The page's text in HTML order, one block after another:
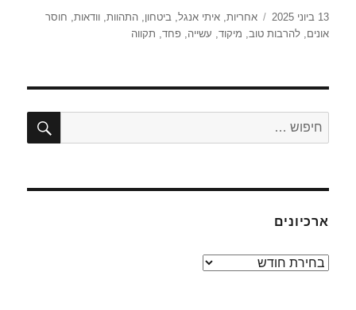
פורסם
בתאריך
13 ביוני 2025 תגיות
אחריות,איתי אנגל,ביטחון,התהוות,וודאות, חוסר
אונים,להרבות טוב, מיקוד, עשייה,פחד, תקווה
חפש:
ארכיונים
ארכיונים